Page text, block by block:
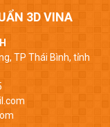
3D VINA
TP Thái Bình, tỉnh